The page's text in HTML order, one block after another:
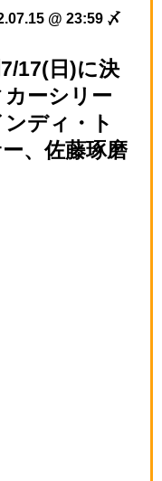
@ 23:59 〆
17(日)に決
ーシリー
ディ・ト
、佐藤琢磨